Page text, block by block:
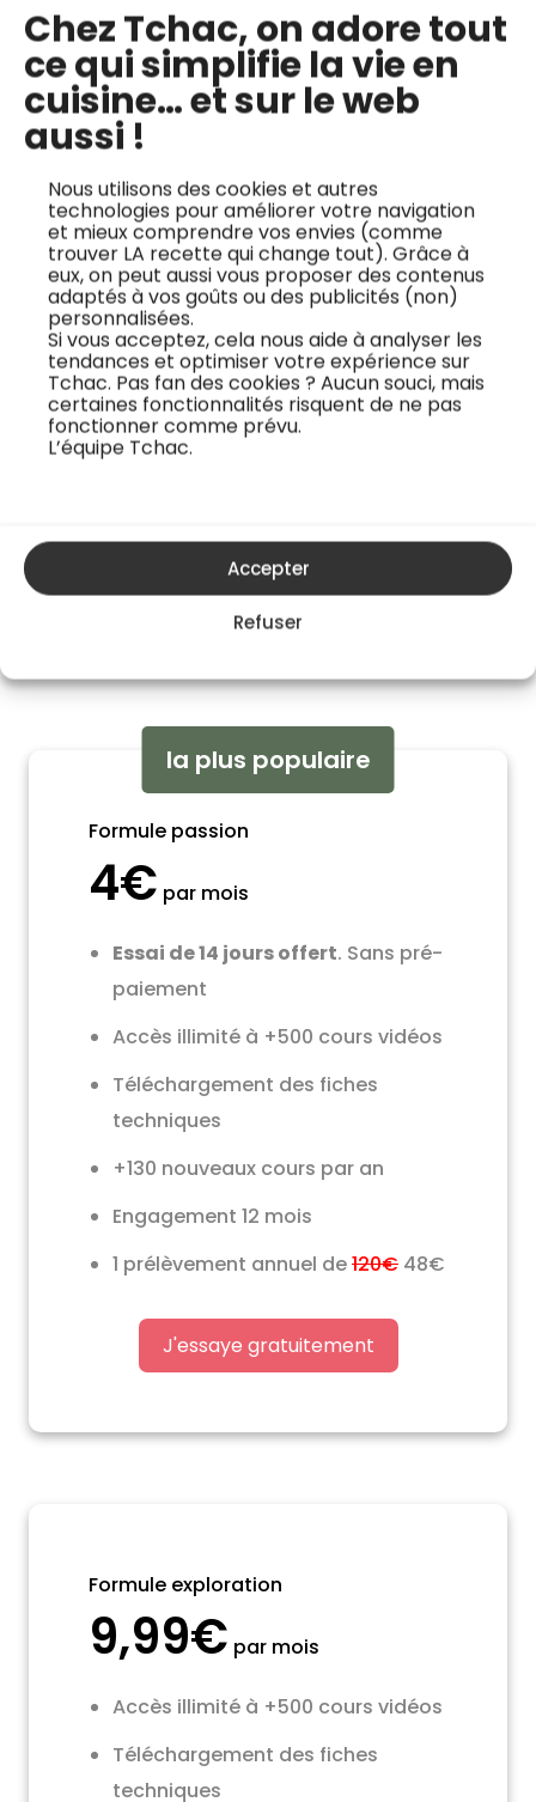
Chez Tchac, on adore tout
ce qui simplifie la vie en
cuisine… et sur le web
aussi !
Nous utilisons des cookies et autres
technologies pour améliorer votre navigation
et mieux comprendre vos envies (comme
trouver LA recette qui change tout). Grâce à
eux, on peut aussi vous proposer des contenus
adaptés à vos goûts ou des publicités (non)
personnalisées.
Si vous acceptez, cela nous aide à analyser les
tendances et optimiser votre expérience sur
Tchac. Pas fan des cookies ? Aucun souci, mais
certaines fonctionnalités risquent de ne pas
fonctionner comme prévu.
L’équipe Tchac.
Accepter
Refuser
Découvrez comment
préparer le fameux
Croque-Monsieur, un
sandwich chaud
emblématique de la
Inventé au début du
20ème siècle, ce
délice croustillant et
fondant se distingue
par sa simplicité et
son goût inimitable.
Avec d...
Découvrez la
technique du chef
Eric Teyant pour
fumer des aliments
saladier en verre, des
herbes séchées et un
chalumeau : c’est
tout ce dont vous
aurez besoin pour
fumer vos beurres,
légumes, viandes et
poi...
Accédez à tous les cours
Pour voir cette recette ainsi que toutes les
la plus populaire
Formule passion
4€ par mois
Essai de 14 jours offert. Sans pré-
paiement
Accès illimité à +500 cours vidéos
Téléchargement des fiches
techniques
+130 nouveaux cours par an
Engagement 12 mois
1 prélèvement annuel de120€ 48€
J'essaye gratuitement
Formule exploration
9,99€ par mois
Accès illimité à +500 cours vidéos
Téléchargement des fiches
techniques